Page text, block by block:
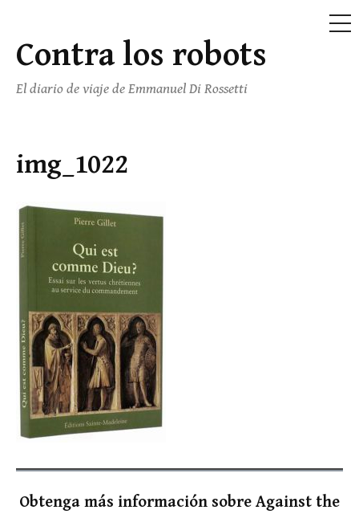
Saltar
al
contenido
Contra los robots
El diario de viaje de Emmanuel Di Rossetti
img_1022
Obtenga más información sobre Against the